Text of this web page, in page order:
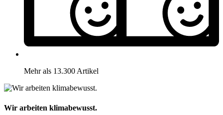
Mehr als 13.300 Artikel
Wir arbeiten klimabewusst.